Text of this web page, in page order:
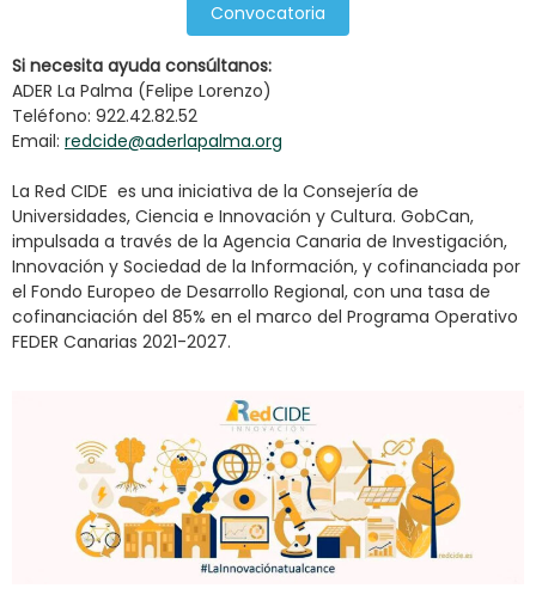
Convocatoria
Si necesita ayuda consúltanos:
ADER La Palma (Felipe Lorenzo)
Teléfono: 922.42.82.52
Email: redcide@aderlapalma.org
La Red CIDE es una iniciativa de la Consejería de
Universidades, Ciencia e Innovación y Cultura. GobCan,
impulsada a través de la Agencia Canaria de Investigación,
Innovación y Sociedad de la Información, y cofinanciada por
el Fondo Europeo de Desarrollo Regional, con una tasa de
cofinanciación del 85% en el marco del Programa Operativo
FEDER Canarias 2021-2027.